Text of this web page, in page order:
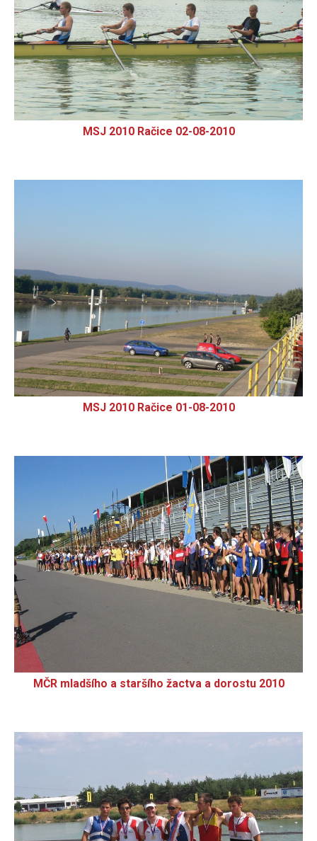
MSJ 2010 Račice 02-08-2010
MSJ 2010 Račice 01-08-2010
MČR mladšího a staršího žactva a dorostu 2010